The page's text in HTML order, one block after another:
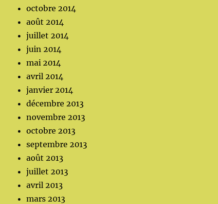
octobre 2014
août 2014
juillet 2014
juin 2014
mai 2014
avril 2014
janvier 2014
décembre 2013
novembre 2013
octobre 2013
septembre 2013
août 2013
juillet 2013
avril 2013
mars 2013